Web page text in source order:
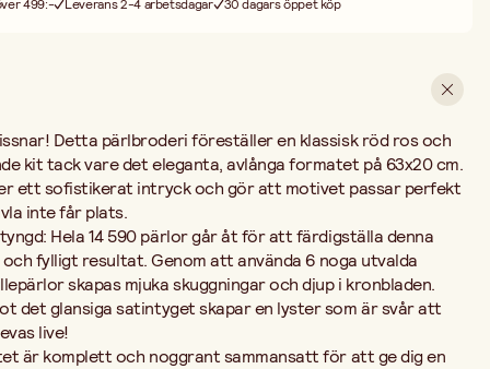
för pärlarbete.
och skaparglädje. Svårighetsgrad: Expert
499:- Leverans 2-4 arbetsdagar 30 dagars öppet köp
Detta pärlbroderi föreställer en klassisk röd ros och
kit tack vare det eleganta, avlånga formatet på 63x20 cm.
ett sofistikerat intryck och gör att motivet passar perfekt
inte får plats.
Hela 14 590 pärlor går åt för att färdigställa denna
fylligt resultat. Genom att använda 6 noga utvalda
skapas mjuka skuggningar och djup i kronbladen.
det glansiga satintyget skapar en lyster som är svår att
live!
är komplett och noggrant sammansatt för att ge dig en